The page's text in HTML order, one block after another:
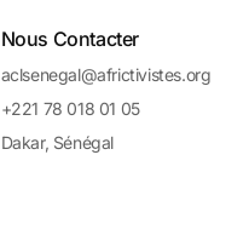
Nous Contacter
aclsenegal@africtivistes.org
+221 78 018 01 05
Dakar, Sénégal